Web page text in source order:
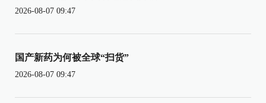
2026-08-07 09:47
国产新药为何被全球“扫货”
2026-08-07 09:47